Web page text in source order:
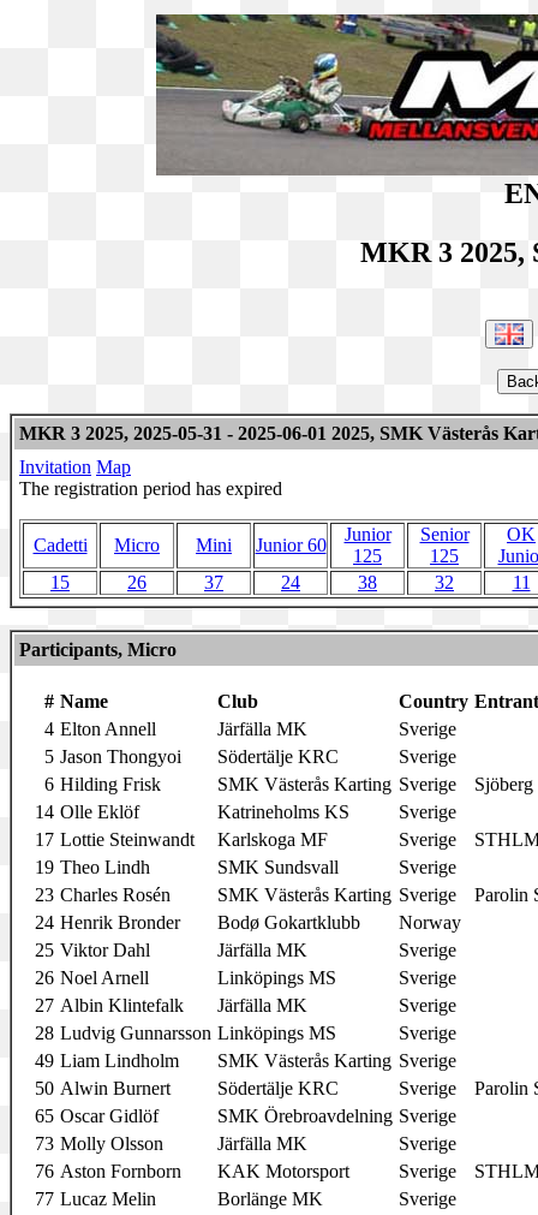
MKR 3 2025,
MKR 3 2025, 2025-05-31 - 2025-06-01 2025, SMK Västerås
Invitation Map
The registration period has expired
Cadetti Micro Mini Junior 60
Junior
125
Senior
125
OK
15
26 37 24 38 32 11
Participants, Micro
# Name Club Country Entrant
4 Elton Annell Järfälla MK
Sverige
5 Jason Thongyoi Södertälje KRC
Sverige
6 Hilding Frisk SMK Västerås Karting Sverige
14 Olle Eklöf Katrineholms KS
Sverige
17 Lottie Steinwandt Karlskoga MF Sverige
19 Theo Lindh SMK Sundsvall
Sverige
23 Charles Rosén SMK Västerås Karting Sverige
Parolin
24 Henrik Bronder Bodø Gokartklubb
Norway
25 Viktor Dahl Järfälla MK
Sverige
26 Noel Arnell Linköpings MS
Sverige
27 Albin Klintefalk Järfälla MK
Sverige
28 Ludvig Gunnarsson Linköpings MS
Sverige
49 Liam Lindholm SMK Västerås Karting Sverige
50 Alwin Burnert Södertälje KRC Sverige
Parolin
65 Oscar Gidlöf SMK Örebroavdelning Sverige
73 Molly Olsson Järfälla MK
Sverige
76 Aston Fornborn KAK Motorsport Sverige
77 Lucaz Melin Borlänge MK
Sverige